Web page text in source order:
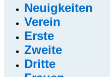
Neuigkeiten
Verein
Erste
Zweite
Dritte